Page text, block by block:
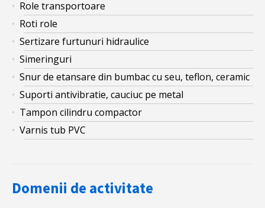
Role transportoare
Roti role
Sertizare furtunuri hidraulice
Simeringuri
Snur de etansare din bumbac cu seu, teflon, ceramic
Suporti antivibratie, cauciuc pe metal
Tampon cilindru compactor
Varnis tub PVC
Domenii de activitate